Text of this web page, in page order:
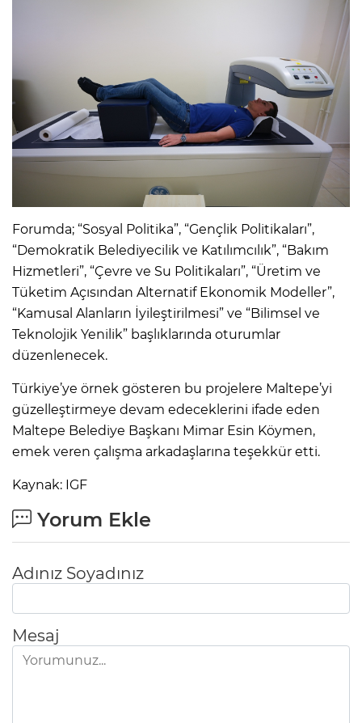
Forumda; “Sosyal Politika”, “Gençlik Politikaları”,
“Demokratik Belediyecilik ve Katılımcılık”, “Bakım
Hizmetleri”, “Çevre ve Su Politikaları”, “Üretim ve
Tüketim Açısından Alternatif Ekonomik Modeller”,
“Kamusal Alanların İyileştirilmesi” ve “Bilimsel ve
Teknolojik Yenilik” başlıklarında oturumlar
düzenlenecek.
Türkiye’ye örnek gösteren bu projelere Maltepe’yi
güzelleştirmeye devam edeceklerini ifade eden
Maltepe Belediye Başkanı Mimar Esin Köymen,
emek veren çalışma arkadaşlarına teşekkür etti.
Kaynak: IGF
Yorum Ekle
Adınız Soyadınız
Mesaj